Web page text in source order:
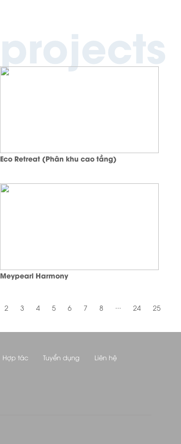
projects
Eco Retreat (Phân khu cao tầng)
Meypearl Harmony
2 3 4 5 6 7 8 ... 24 25
Hợp tác Tuyển dụng Liên hệ